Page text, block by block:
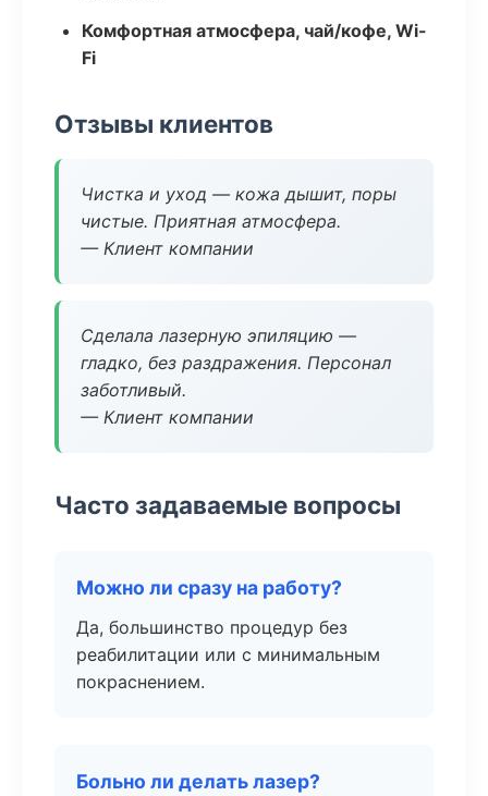
Комфортная атмосфера, чай/кофе, Wi-
Fi
Отзывы клиентов
Чистка и уход — кожа дышит, поры
чистые. Приятная атмосфера.
— Клиент компании
Сделала лазерную эпиляцию —
гладко, без раздражения. Персонал
заботливый.
— Клиент компании
Часто задаваемые вопросы
Можно ли сразу на работу?
Да, большинство процедур без
реабилитации или с минимальным
покраснением.
Больно ли делать лазер?